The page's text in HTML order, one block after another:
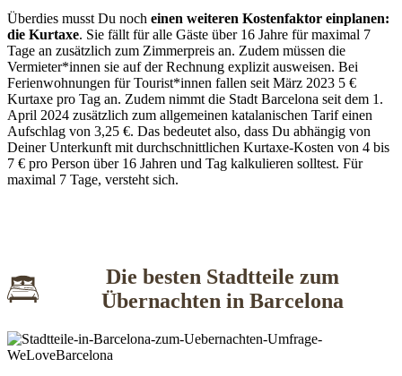
Überdies musst Du noch einen weiteren Kostenfaktor einplanen:
die Kurtaxe. Sie fällt für alle Gäste über 16 Jahre für maximal 7
Tage an zusätzlich zum Zimmerpreis an. Zudem müssen die
Vermieter*innen sie auf der Rechnung explizit ausweisen. Bei
Ferienwohnungen für Tourist*innen fallen seit März 2023 5 €
Kurtaxe pro Tag an. Zudem nimmt die Stadt Barcelona seit dem 1.
April 2024 zusätzlich zum allgemeinen katalanischen Tarif einen
Aufschlag von 3,25 €. Das bedeutet also, dass Du abhängig von
Deiner Unterkunft mit durchschnittlichen Kurtaxe-Kosten von 4 bis
7 € pro Person über 16 Jahren und Tag kalkulieren solltest. Für
maximal 7 Tage, versteht sich.
Die besten Stadtteile zum
Übernachten in Barcelona